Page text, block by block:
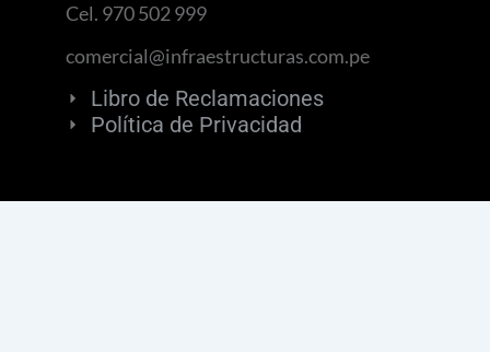
Cel. 970 502 999
comercial@infraestructuras.com.pe
Libro de Reclamaciones
Política de Privacidad